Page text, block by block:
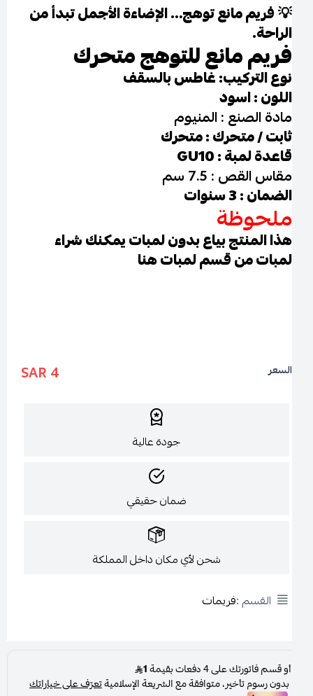
فريم مانع توهج… الإضاءة الأجمل تبدأ من
الراحة.
فريم مانع للتوهج متحرك
نوع التركيب: غاطس بالسقف
اللون : اسود
مادة الصنع : المنيوم
ثابت / متحرك : متحرك
قاعدة لمبة : GU10
مقاس القص : 7.5 سم
الضمان : 3 سنوات
ملحوظة
هذا المنتج بياع بدون لمبات يمكنك شراء
لمبات من قسم لمباتهنا
السعر
جودة عالية
ضمان حقيقي
شحن لأي مكان داخل المملكة
القسم :فريمات